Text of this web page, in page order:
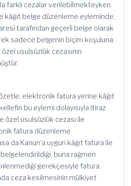
farklı cezalar verilebilmekteyken
kâğıt belge düzenleme eyleminde,
tarafından geçerli belge olarak
sadece belgenin biçim koşuluna
usulsüzlük cezasının
elektronik fatura yerine kâğıt
bu eylemi dolayısıyla itiraz
özel usulsüzlük cezası ile
fatura düzenleme
da Kanun’a uygun kâğıt fatura ile
buna rağmen
gerekçesiyle fatura
ceza kesilmesinin mülkiyet